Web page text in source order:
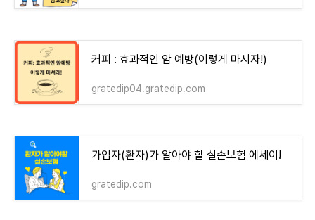
커피 : 효과적인 암 예방(이렇게 마시자!)
gratedip04.gratedip.com
가입자(환자)가 알아야 할 실손보험 에세이!
gratedip.com